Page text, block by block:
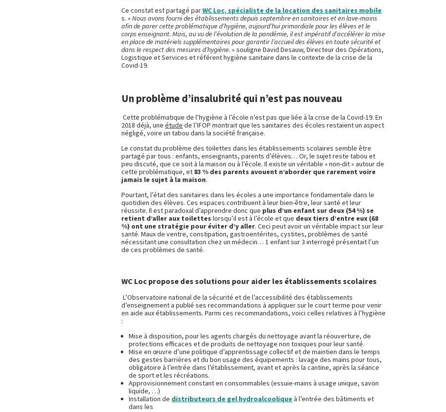
Ce constat est partagé parWC Loc, spécialiste de la location des sanitaires mobile
s. «Nous avons fourni des établissements depuis septembre en sanitaires et en lave-mains
afin de parer cette problématique d’hygiène, aujourd’hui primordiale pour les élèves et le
corps enseignant. Mais, au vu de l’évolution de la pandémie, il est impératif d’accélérer la mise
en place de matériels supplémentaires pour garantir l’accueil des élèves en toute sécurité et
dans le respect des mesures d’hygiène. » souligne David Desauw, Directeur des Opérations,
Logistique et Services et référent hygiène sanitaire dans le contexte de la crise de la
Covid-19.
Un problème d’insalubrité qui n’est pas nouveau
Cette problématique de l’hygiène à l’école n’est pas que liée à la crise de la Covid-19. En
2018 déjà, une étude de l’IFOP montrait que les sanitaires des écoles restaient un aspect
négligé, voire un tabou dans la société française.
Le constat du problème des toilettes dans les établissements scolaires semble être
partagé par tous : enfants, enseignants, parents d’élèves… Or, le sujet reste tabou et
peu discuté, que ce soit à la maison ou à l’école. Il existe un véritable « non-dit » autour de
cette problématique, et 83 % des parents avouent n’aborder que rarement voire
jamais le sujet à la maison.
Pourtant, l’état des sanitaires dans les écoles a une importance fondamentale dans le
quotidien des élèves. Ces espaces contribuent à leur bien-être, leur santé et leur
réussite. Il est paradoxal d’apprendre donc que plus d’un enfant sur deux (54 %) se
retient d’aller aux toilettes lorsqu’il est à l’école et que deux tiers d’entre eux (68
%) ont une stratégie pour éviter d’y aller. Ceci peut avoir un véritable impact sur leur
santé. Maux de ventre, constipation, gastroentérites, cystites, problèmes de santé
nécessitant une consultation chez un médecin… 1 enfant sur 3 interrogé présentait l’un
de ces problèmes de santé.
WC Loc propose des solutions pour aider les établissements scolaires
L’Observatoire national de la sécurité et de l’accessibilité des établissements
d’enseignement a publié ses recommandations à appliquer sur le court terme pour venir
en aide aux établissements. Parmi ces recommandations, voici celles relatives à l’hygiène
:
Mise à disposition, pour les agents chargés du nettoyage avant la réouverture, de
protections efficaces et de produits de nettoyage non toxiques pour leur santé.
Mise en œuvre d’une politique d’apprentissage collectif et de maintien dans le temps
des gestes barrières et du bon usage des équipements : lavage des mains pour tous,
obligatoire à l’entrée dans l’établissement, avant et après la cantine, après la séance
de sport et les récréations.
Approvisionnement constant en consommables (essuie-mains à usage unique, savon
liquide, …)
Installation de distributeurs de gel hydroalcoolique à l’entrée des bâtiments et
dans les